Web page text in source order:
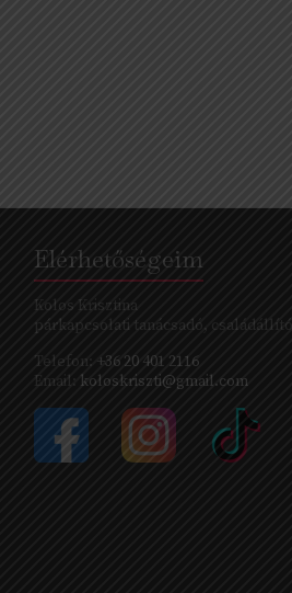
Elérhetőségeim
Kolos Krisztina
párkapcsolati tanácsadó, családállító
Telefon: +36 20 401 2116
Email: koloskriszti@gmail.com